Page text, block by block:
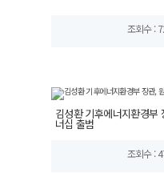
조회수 :
김성환 기후에너지환경부
너십 출범
조회수 :